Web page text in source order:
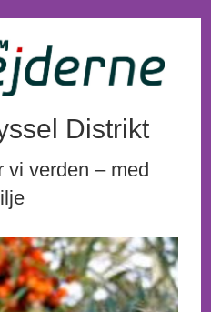
Distrikt
vi verden – med